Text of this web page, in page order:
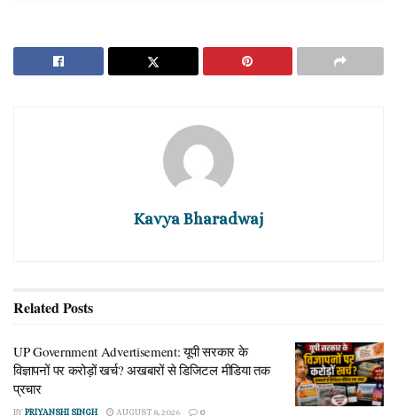
और एनडीए गठबंधन को समर्थन देने की बात स्पष्ट रूप से दर्ज है। इस
काकोली घोष दस्तीदार के दावे से मची खलबली
नई दिल्ली में सोमवार को सामने आए इस अपडेट के अनुसार, टीएमसी की
वरिष्ठ सांसद काकोली घोष दस्तीदार ने स्वयं इस बात की पुष्टि की है कि पार्टी
के भीतर एक बहुत बड़ा धड़ा बगावत की राह पर है। उन्होंने दावा किया कि
Also Read
UP Government Advertisement: यूपी सरकार के विज्ञापनों
पर करोड़ों खर्च? अखबारों से डिजिटल मीडिया तक प्रचार
Kavya Bharadwaj
RelatedPosts
UP Government Advertisement: यूपी सरकार के
विज्ञापनों पर करोड़ों खर्च? अखबारों से डिजिटल मीडिया तक
प्रचार
BYPRIYANSHI SINGH AUGUST 8, 2026 0